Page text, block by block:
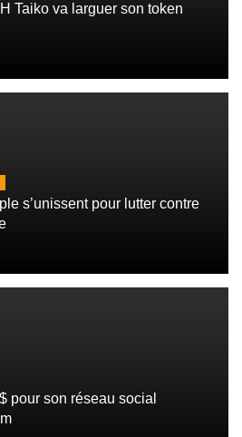
Taiko va larguer son token
s’unissent pour lutter contre
pour son réseau social